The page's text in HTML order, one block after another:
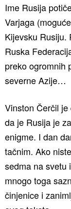
Ime Rusija
Varjaga
Kijevsku Rusiju.
Ruska
preko ogromnih
severne Azije…
Vinston Čerčil
da je Rusija je
enigme. I dan
tačnim. Ako
sedma na svetu
mnogo toga
činjenice i